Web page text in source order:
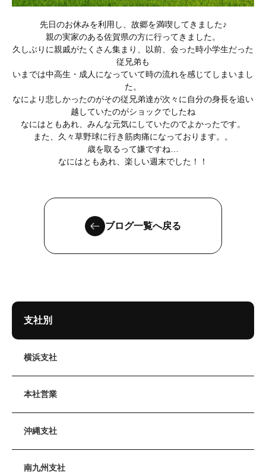
先日のお休みを利用し、故郷を満喫してきました♪
親の実家のある佐賀県の方に行ってきました。
久しぶりに親戚がたくさん集まり、以前、会った時小学生だった
従兄弟も
いまでは中高生・成人になっていて時の流れを感じてしまいまし
た。
なにより悲しかったのがその従兄弟達が次々に自分の身長を追い
越していたのがショックでしたね
なにはともあれ、みんな元気にしていたのでよかったです。
また、久々草野球に行き筋肉痛になっております。。
歳を取るって嫌ですね…
なにはともあれ、楽しい週末でした！！
ブログ一覧へ戻る
支社別
横浜支社
本社営業
沖縄支社
南九州支社